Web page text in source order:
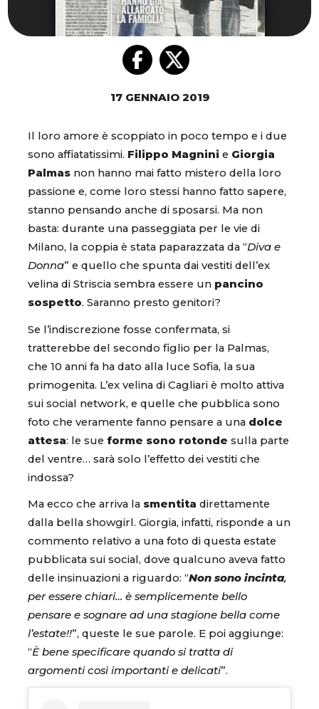
17 GENNAIO 2019
Il loro amore è scoppiato in poco tempo e i due
sono affiatatissimi. Filippo Magnini e Giorgia
Palmas non hanno mai fatto mistero della loro
passione e, come loro stessi hanno fatto sapere,
stanno pensando anche di sposarsi. Ma non
basta: durante una passeggiata per le vie di
Milano, la coppia è stata paparazzata da “Diva e
Donna” e quello che spunta dai vestiti dell’ex
velina di Striscia sembra essere un pancino
sospetto. Saranno presto genitori?
Se l’indiscrezione fosse confermata, si
tratterebbe del secondo figlio per la Palmas,
che 10 anni fa ha dato alla luce Sofia, la sua
primogenita. L’ex velina di Cagliari è molto attiva
sui social network, e quelle che pubblica sono
foto che veramente fanno pensare a una dolce
attesa: le sue forme sono rotonde sulla parte
del ventre… sarà solo l’effetto dei vestiti che
indossa?
Ma ecco che arriva la smentita direttamente
dalla bella showgirl. Giorgia, infatti, risponde a un
commento relativo a una foto di questa estate
pubblicata sui social, dove qualcuno aveva fatto
delle insinuazioni a riguardo: “Non sono incinta,
per essere chiari… è semplicemente bello
pensare e sognare ad una stagione bella come
l’estate!!”, queste le sue parole. E poi aggiunge:
“È bene specificare quando si tratta di
argomenti così importanti e delicati”.